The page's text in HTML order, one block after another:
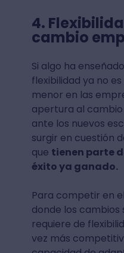
4.
cambio
Si algo ha
flexibilidad ya no
menor en las
apertura al
ante los nuevos
surgir en cuestión
que tienen parte
éxito ya ganado.
Para competir en
donde los cambios
requiere de
vez más